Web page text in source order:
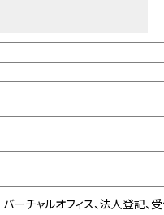
バーチャルオフィス、法人登記、